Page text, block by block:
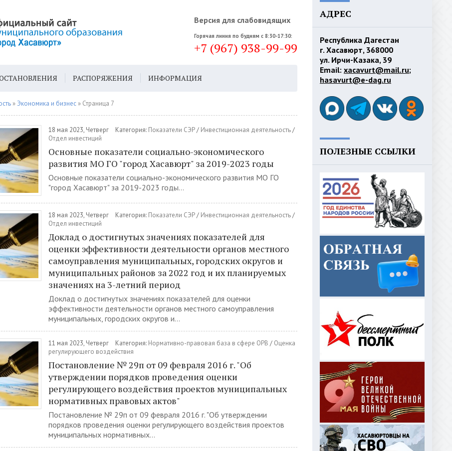
Версия для слабовидящих
Горячая линия по будням с 8:30-17:30:
+7 (967) 938-99-99
РАСПОРЯЖЕНИЯ ИНФОРМАЦИЯ
ГЕН. ПЛАН
» Экономика и бизнес » Страница 7
18 мая 2023, Четверг Категория: Показатели СЭР/ Инвестиционная деятельность/
Отдел инвестиций
Основные показатели социально-экономического
развития МО ГО "город Хасавюрт" за 2019-2023 годы
Основные показатели социально-экономического развития МО ГО
"город Хасавюрт" за 2019-2023 годы...
18 мая 2023, Четверг Категория: Показатели СЭР/ Инвестиционная деятельность/
Отдел инвестиций
Доклад о достигнутых значениях показателей для
оценки эффективности деятельности органов местного
самоуправления муниципальных, городских округов и
муниципальных районов за 2022 год и их планируемых
значениях на 3-летний период
Доклад о достигнутых значениях показателей для оценки
эффективности деятельности органов местного самоуправления
муниципальных, городских округов и...
11 мая 2023, Четверг Категория: Нормативно-правовая база в сфере ОРВ / Оценка
регулирующего воздействия
Постановление № 29п от 09 февраля 2016 г. "Об
утверждении порядков проведения оценки
регулирующего воздействия проектов муниципальных
нормативных правовых актов"
Постановление № 29п от 09 февраля 2016 г. "Об утверждении
порядков проведения оценки регулирующего воздействия проектов
муниципальных нормативных...
АДРЕС
Республика Дагестан
г. Хасавюрт, 368000
ул. Ирчи-Казака, 39
Email: xacavurt@mail.ru;
hasavurt@e-dag.ru
ПОЛЕЗНЫЕ ССЫЛКИ